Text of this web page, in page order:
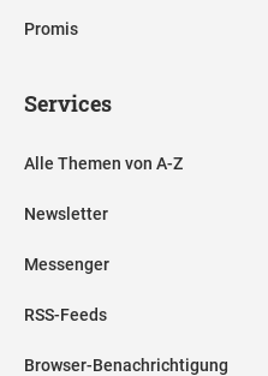
Promis
Services
Alle Themen von A-Z
Newsletter
Messenger
RSS-Feeds
Browser-Benachrichtigung